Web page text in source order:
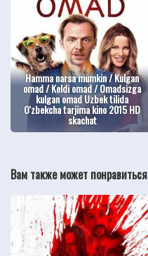
Hamma narsa mumkin / Kulgan
omad / Keldi omad / Omadsizga
kulgan omad Uzbek tilida
O'zbekcha tarjima kino 2015 HD
skachat
Вам также может понравиться